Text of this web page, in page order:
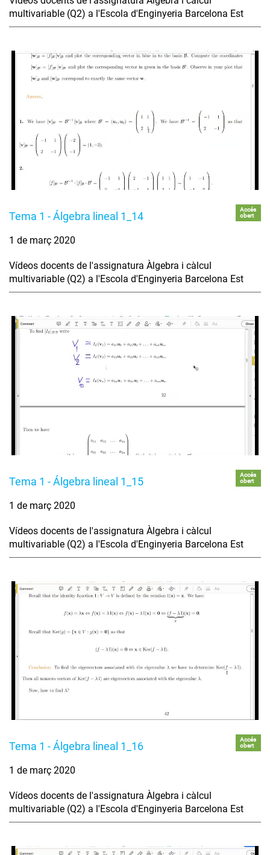
multivariable (Q2) a l'Escola d'Enginyeria Barcelona Est
Tema 1 - Álgebra lineal 1_14
Accés
obert
1 de març 2020
Vídeos docents de l'assignatura Àlgebra i càlcul
multivariable (Q2) a l'Escola d'Enginyeria Barcelona Est
Tema 1 - Álgebra lineal 1_15
Accés
obert
1 de març 2020
Vídeos docents de l'assignatura Àlgebra i càlcul
multivariable (Q2) a l'Escola d'Enginyeria Barcelona Est
Tema 1 - Álgebra lineal 1_16
Accés
obert
1 de març 2020
Vídeos docents de l'assignatura Àlgebra i càlcul
multivariable (Q2) a l'Escola d'Enginyeria Barcelona Est